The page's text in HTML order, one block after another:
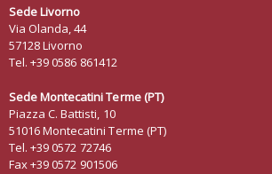
Sede Livorno
Via Olanda, 44
57128 Livorno
Tel. +39 0586 861412
Sede Montecatini Terme (PT)
Piazza C. Battisti, 10
51016 Montecatini Terme (PT)
Tel. +39 0572 72746
Fax +39 0572 901506